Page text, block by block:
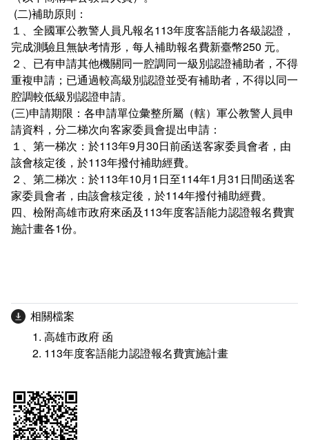
(二)補助原則：
１、全國軍公教警人員凡報名113年度客語能力各級認證，
完成測驗且無缺考情形，每人補助報名費新臺幣250 元。
２、已有申請其他機關同一腔調同一級別認證補助者，不得
重複申請；已通過較高級別認證並受有補助者，不得以同一
腔調較低級別認證申請。
(三)申請期限：各申請單位彙整所屬（轄）軍公教警人員申
請資料，分二梯次向客家委員會提出申請：
１、第一梯次：於113年9月30日前函送客家委員會者，由
該會核定後，於113年撥付補助經費。
２、第二梯次：於113年10月1日至114年1月31日間函送客
家委員會者，由該會核定後，於114年撥付補助經費。
四、檢附高雄市政府來函及113年度客語能力認證報名費實
施計畫各1份。
相關檔案
高雄市政府 函
113年度客語能力認證報名費實施計畫